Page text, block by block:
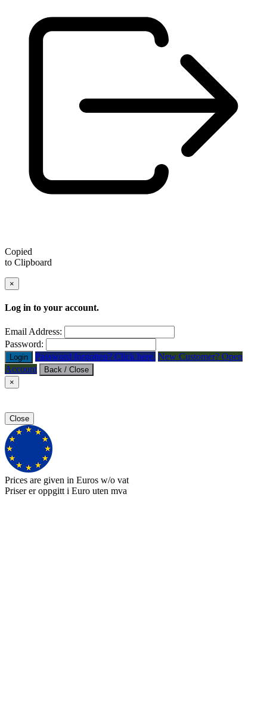
Copied
to Clipboard
×
Log in to your account.
Email Address:
Password:
Login Password forgotten? Click here. New Customer? Open
Account
Back / Close
×
Close
Prices are given in Euros w/o vat
Priser er oppgitt i Euro uten mva